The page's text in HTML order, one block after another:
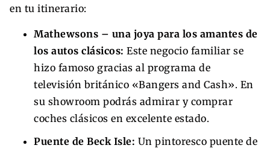
en tu itinerario:
Mathewsons – una joya para los amantes de
los autos clásicos: Este negocio familiar se
hizo famoso gracias al programa de
televisión británico «Bangers and Cash». En
su showroom podrás admirar y comprar
coches clásicos en excelente estado.
Puente de Beck Isle: Un pintoresco puente de